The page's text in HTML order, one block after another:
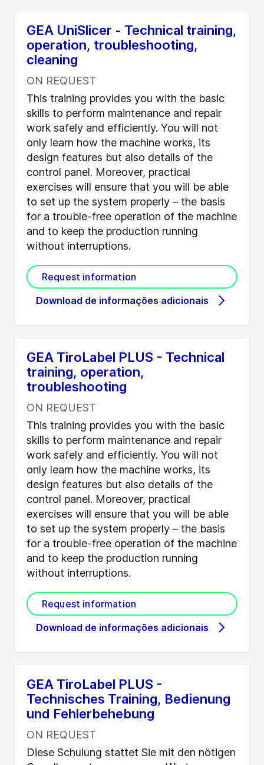
GEA UniSlicer - Technical training,
operation, troubleshooting,
cleaning
ON REQUEST
This training provides you with the basic
skills to perform maintenance and repair
work safely and efficiently. You will not
only learn how the machine works, its
design features but also details of the
control panel. Moreover, practical
exercises will ensure that you will be able
to set up the system properly – the basis
for a trouble-free operation of the machine
and to keep the production running
without interruptions.
Request information
Download de informações adicionais
GEA TiroLabel PLUS - Technical
training, operation,
troubleshooting
ON REQUEST
This training provides you with the basic
skills to perform maintenance and repair
work safely and efficiently. You will not
only learn how the machine works, its
design features but also details of the
control panel. Moreover, practical
exercises will ensure that you will be able
to set up the system properly – the basis
for a trouble-free operation of the machine
and to keep the production running
without interruptions.
Request information
Download de informações adicionais
GEA TiroLabel PLUS -
Technisches Training, Bedienung
und Fehlerbehebung
ON REQUEST
Diese Schulung stattet Sie mit den nötigen